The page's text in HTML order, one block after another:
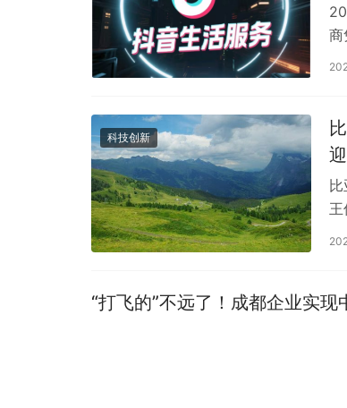
商
科技创新
“打飞的”不远了！成都企业实